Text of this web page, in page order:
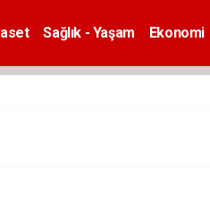
Sağlık - Yaşam Ekonomi